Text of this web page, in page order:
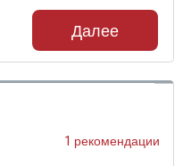
Далее
1 рекомендации